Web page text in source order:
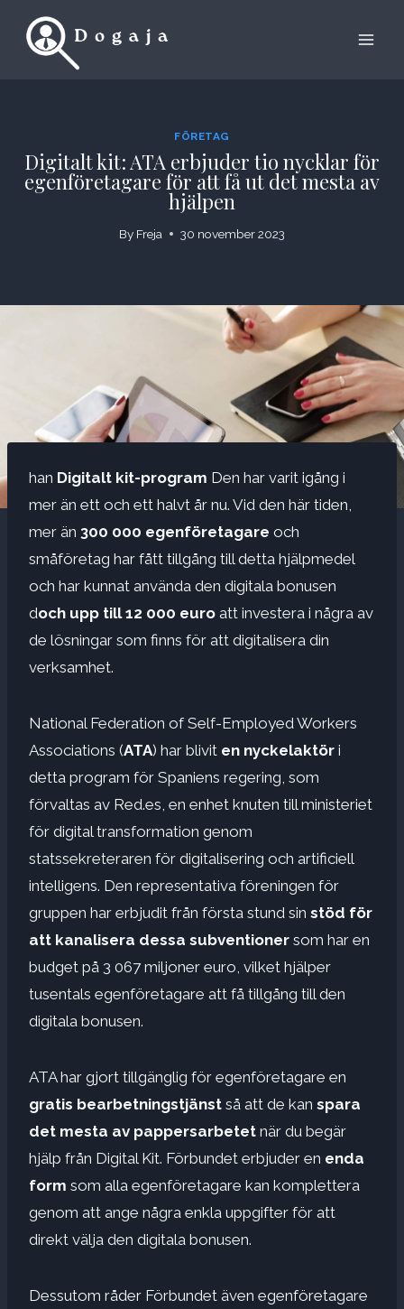
FÖRETAG
Digitalt kit: ATA erbjuder tio nycklar för
egenföretagare för att få ut det mesta av
hjälpen
By Freja 30 november 2023
han Digitalt kit-program Den har varit igång i
mer än ett och ett halvt år nu. Vid den här tiden,
mer än 300 000 egenföretagare och
småföretag har fått tillgång till detta hjälpmedel
och har kunnat använda den digitala bonusen
doch upp till 12 000 euro att investera i några av
de lösningar som finns för att digitalisera din
verksamhet.
National Federation of Self-Employed Workers
Associations (ATA) har blivit en nyckelaktör i
detta program för Spaniens regering, som
förvaltas av Red.es, en enhet knuten till ministeriet
för digital transformation genom
statssekreteraren för digitalisering och artificiell
intelligens. Den representativa föreningen för
gruppen har erbjudit från första stund sin stöd för
att kanalisera dessa subventioner som har en
budget på 3 067 miljoner euro, vilket hjälper
tusentals egenföretagare att få tillgång till den
digitala bonusen.
ATA har gjort tillgänglig för egenföretagare en
gratis bearbetningstjänst så att de kan spara
det mesta av pappersarbetet när du begär
hjälp från Digital Kit. Förbundet erbjuder en enda
form som alla egenföretagare kan komplettera
genom att ange några enkla uppgifter för att
direkt välja den digitala bonusen.
Dessutom råder Förbundet även egenföretagare